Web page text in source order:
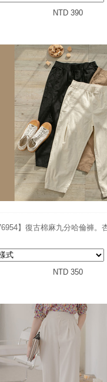
NTD 390
】復古棉麻九分哈倫褲。
NTD 350